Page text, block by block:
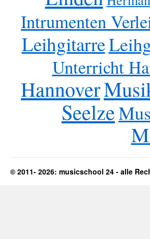
Intrumenten
Leihgitarre
Unterricht
Hannover
Seelze
© 2011- 2026: musicschool 24 - alle